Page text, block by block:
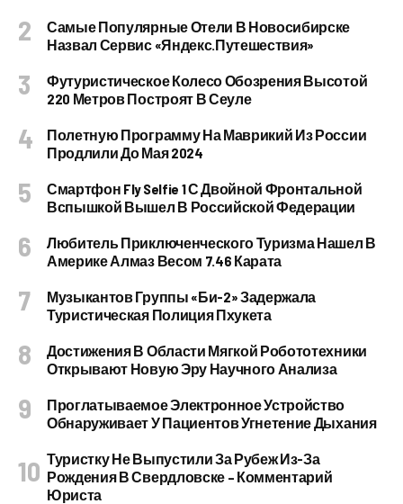
Самые Популярные Отели В Новосибирске
Назвал Сервис «Яндекс.Путешествия»
Футуристическое Колесо Обозрения Высотой
220 Метров Построят В Сеуле
Полетную Программу На Маврикий Из России
Продлили До Мая 2024
Смартфон Fly Selfie 1 С Двойной Фронтальной
Вспышкой Вышел В Российской Федерации
Любитель Приключенческого Туризма Нашел В
Америке Алмаз Весом 7.46 Карата
Музыкантов Группы «Би-2» Задержала
Туристическая Полиция Пхукета
Достижения В Области Мягкой Робототехники
Открывают Новую Эру Научного Анализа
Проглатываемое Электронное Устройство
Обнаруживает У Пациентов Угнетение Дыхания
Туристку Не Выпустили За Рубеж Из-За
Рождения В Свердловске – Комментарий
Юриста